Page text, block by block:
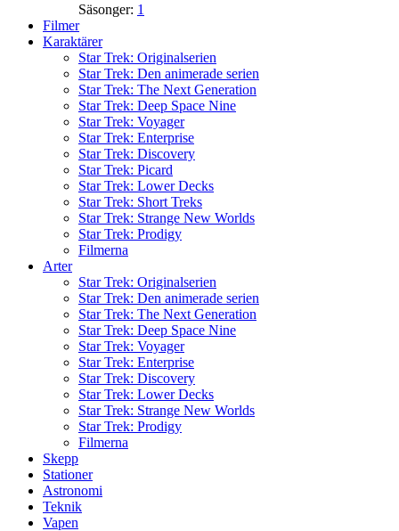
Säsonger: 1
Filmer
Karaktärer
Star Trek: Originalserien
Star Trek: Den animerade serien
Star Trek: The Next Generation
Star Trek: Deep Space Nine
Star Trek: Voyager
Star Trek: Enterprise
Star Trek: Discovery
Star Trek: Picard
Star Trek: Lower Decks
Star Trek: Short Treks
Star Trek: Strange New Worlds
Star Trek: Prodigy
Filmerna
Arter
Star Trek: Originalserien
Star Trek: Den animerade serien
Star Trek: The Next Generation
Star Trek: Deep Space Nine
Star Trek: Voyager
Star Trek: Enterprise
Star Trek: Discovery
Star Trek: Lower Decks
Star Trek: Strange New Worlds
Star Trek: Prodigy
Filmerna
Skepp
Stationer
Astronomi
Teknik
Vapen